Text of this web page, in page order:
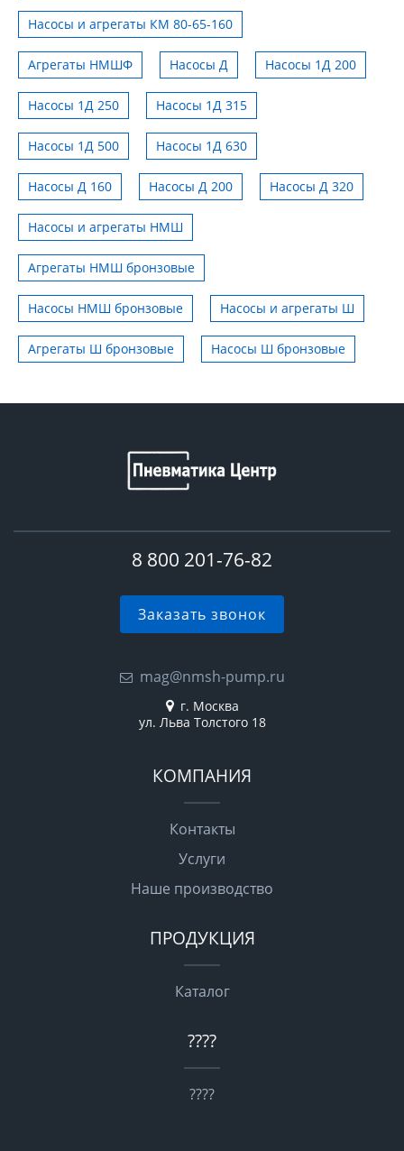
Насосы и агрегаты КМ 80-65-160
Агрегаты НМШФ Насосы Д Насосы 1Д 200
Насосы 1Д 250 Насосы 1Д 315
Насосы 1Д 500 Насосы 1Д 630
Насосы Д 160 Насосы Д 200 Насосы Д 320
Насосы и агрегаты НМШ
Агрегаты НМШ бронзовые
Насосы НМШ бронзовые Насосы и агрегаты Ш
Агрегаты Ш бронзовые Насосы Ш бронзовые
8 800 201-76-82
Заказать звонок
mag@nmsh-pump.ru
г. Москва
ул. Льва Толстого 18
КОМПАНИЯ
Контакты
Услуги
Наше производство
ПРОДУКЦИЯ
Каталог
????
????